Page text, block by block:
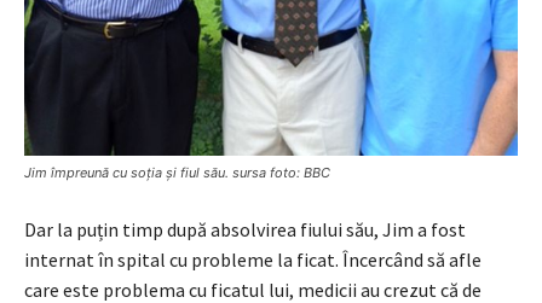
Jim împreună cu soția și fiul său. sursa foto: BBC
Dar la puțin timp după absolvirea fiului său, Jim a fost
internat în spital cu probleme la ficat. Încercând să afle
care este problema cu ficatul lui, medicii au crezut că de